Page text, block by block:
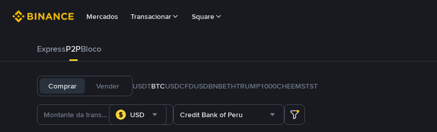
Mercados Transacionar Square
ExpressP2PBloco
Comprar Vender USDTBTCUSDCFDUSDBNBETHTRUMP1000CHEEMSTST
USD Credit Bank of Peru